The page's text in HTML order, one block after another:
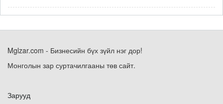
Mglzar.com - Бизнесийн бүх зүйл нэг дор!
Монголын зар суртачилгааны төв сайт.
Зарууд